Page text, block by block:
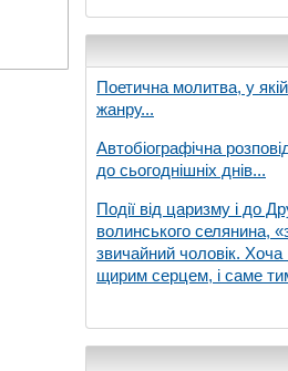
Поетична молитва, у
жанру...
Автобіографічна
до сьогоднішніх днів...
Події від царизму і до
волинського селянина,
звичайний чоловік. Хоча
щирим серцем, і саме